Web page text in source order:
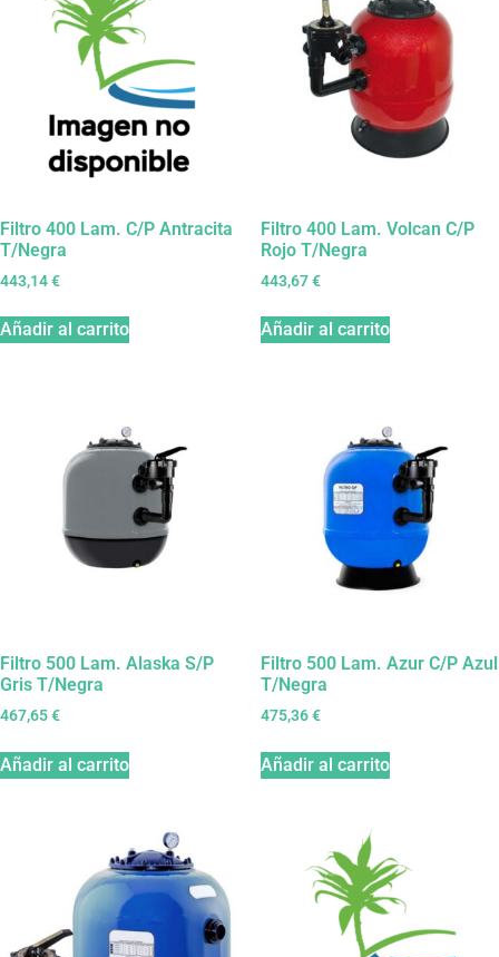
Filtro 400 Lam. C/P Antracita
T/Negra
443,14€
Añadir al carrito
Filtro 400 Lam. Volcan C/P
Rojo T/Negra
443,67€
Añadir al carrito
Filtro 500 Lam. Alaska S/P
Gris T/Negra
467,65€
Añadir al carrito
Filtro 500 Lam. Azur C/P Azul
T/Negra
475,36€
Añadir al carrito